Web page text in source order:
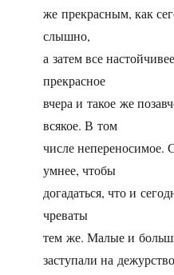
же прекрасным, как
слышно,
а затем все
прекрасное
вчера и такое же
всякое. В том
числе непереносимое.
умнее, чтобы
догадаться, что и
чреваты
тем же. Малые и
заступали на